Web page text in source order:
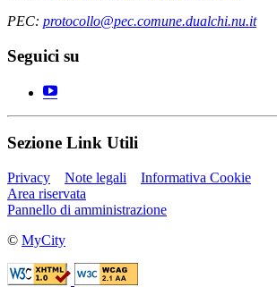
PEC: protocollo@pec.comune.dualchi.nu.it
Seguici su
Sezione Link Utili
Privacy Note legali
Informativa Cookie
Area riservata
Pannello di amministrazione
© MyCity